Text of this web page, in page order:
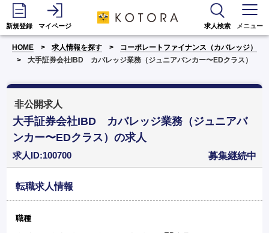
新規登録 マイページ 求人検索 メニュー
HOME 求人情報を探す
コーポレートファイナンス（カバレッジ）
大手証券会社IBD カバレッジ業務（ジュニアバンカー〜EDクラス）
非公開求人
大手証券会社IBD カバレッジ業務（ジュニアバ
ンカー〜EDクラス）の求人
求人ID:100700 募集継続中
転職求人情報
職種